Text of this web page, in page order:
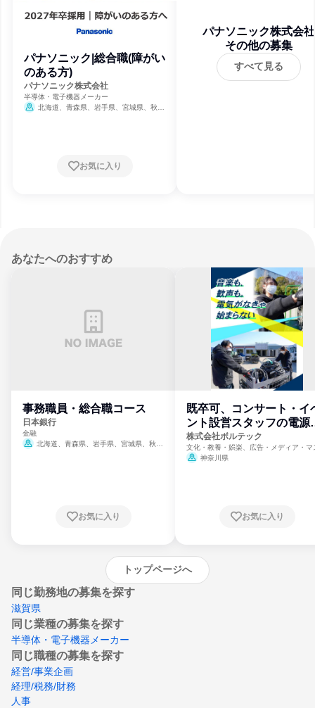
パナソニック|総合職(障がい
のある方)
パナソニック株式会社
半導体・電子機器メーカー
北海道、青森県、岩手県、宮城県、秋田
賀県、京都府、大阪府、兵庫県、奈良県、和
歌山県、鳥取県、島根県、岡山県、広島県、
お気に入り
パナソニック株式会社
その他の募集
すべて見る
あなたへのおすすめ
事務職員・総合職コース
日本銀行
金融
北海道、青森県、岩手県、宮城県、秋田
崎県、熊本県、大分県、宮崎県、鹿児島県、
お気に入り
既卒可、コンサート・イ
ント設営スタッフの電源
門
株式会社ボルテック
文化・教養・娯楽、広告・メディア・マ
ミ、電力・ガス・水道・エネルギー
神奈川県
お気に入り
トップページへ
同じ勤務地の募集を探す
滋賀県
同じ業種の募集を探す
半導体・電子機器メーカー
同じ職種の募集を探す
経営/事業企画
経理/税務/財務
人事